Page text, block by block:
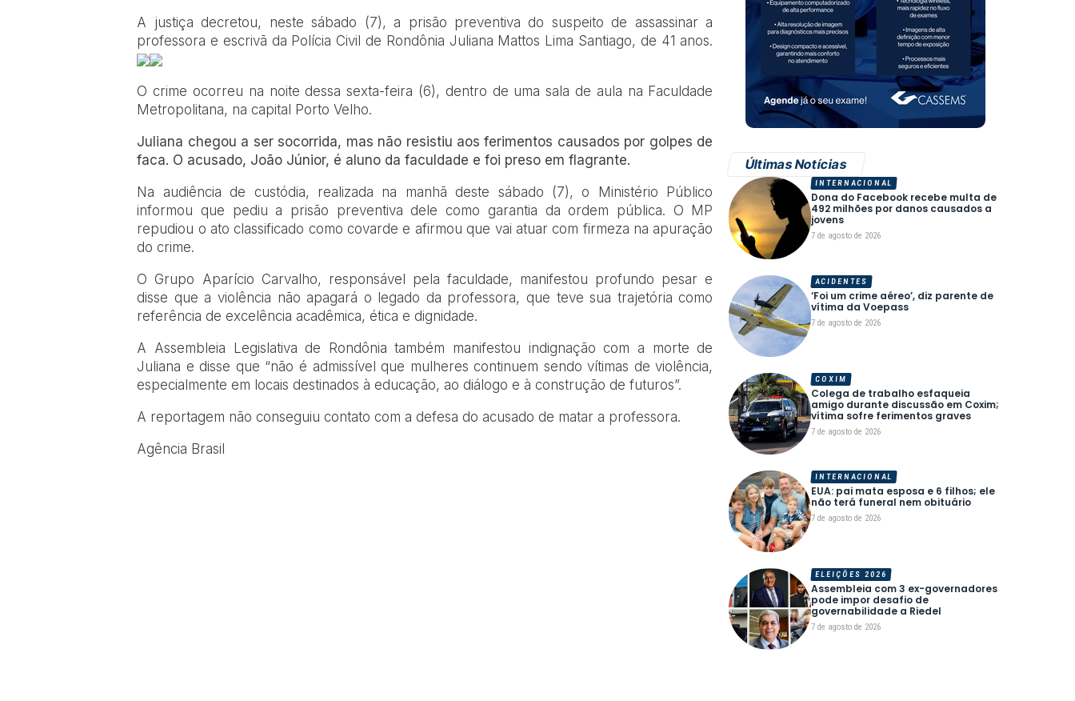
A justiça decretou, neste sábado (7), a prisão preventiva do suspeito de assassinar a
professora e escrivã da Polícia Civil de Rondônia Juliana Mattos Lima Santiago, de 41 anos.
O crime ocorreu na noite dessa sexta-feira (6), dentro de uma sala de aula na Faculdade
Metropolitana, na capital Porto Velho.
Juliana chegou a ser socorrida, mas não resistiu aos ferimentos causados por golpes de
faca. O acusado, João Júnior, é aluno da faculdade e foi preso em flagrante.
Na audiência de custódia, realizada na manhã deste sábado (7), o Ministério Público
informou que pediu a prisão preventiva dele como garantia da ordem pública. O MP
repudiou o ato classificado como covarde e afirmou que vai atuar com firmeza na apuração
do crime.
O Grupo Aparício Carvalho, responsável pela faculdade, manifestou profundo pesar e
disse que a violência não apagará o legado da professora, que teve sua trajetória como
referência de excelência acadêmica, ética e dignidade.
A Assembleia Legislativa de Rondônia também manifestou indignação com a morte de
Juliana e disse que “não é admissível que mulheres continuem sendo vítimas de violência,
especialmente em locais destinados à educação, ao diálogo e à construção de futuros”.
A reportagem não conseguiu contato com a defesa do acusado de matar a professora.
Agência Brasil
Últimas Notícias
Dona do Facebook recebe multa de
492 milhões por danos causados a
jovens
7 de agosto de 2026
INTERNACIONAL
‘Foi um crime aéreo’, diz parente de
vítima da Voepass
7 de agosto de 2026
ACIDENTES
Colega de trabalho esfaqueia
amigo durante discussão em Coxim;
vítima sofre ferimentos graves
7 de agosto de 2026
COXIM
EUA: pai mata esposa e 6 filhos; ele
não terá funeral nem obituário
7 de agosto de 2026
INTERNACIONAL
Assembleia com 3 ex-governadores
pode impor desafio de
governabilidade a Riedel
7 de agosto de 2026
ELEIÇÕES 2026